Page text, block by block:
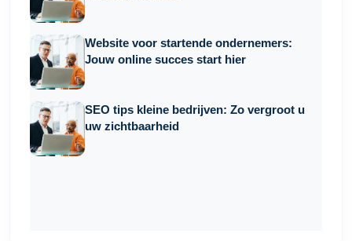
Website voor startende ondernemers:
Jouw online succes start hier
SEO tips kleine bedrijven: Zo vergroot u
uw zichtbaarheid